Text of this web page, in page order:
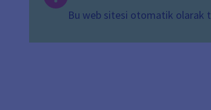
Bu web sitesi otomatik olarak